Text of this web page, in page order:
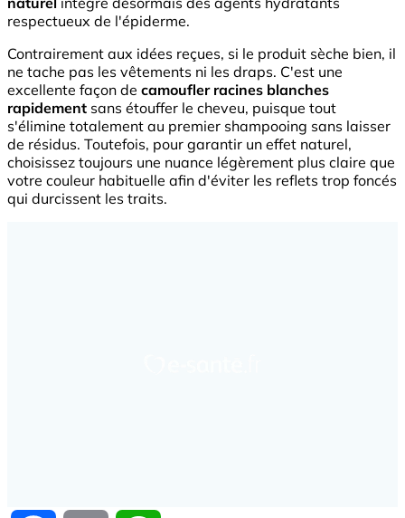
respectueux de l'épiderme.
Contrairement aux idées reçues, si le produit sèche bien, il
ne tache pas les vêtements ni les draps. C'est une
excellente façon de camoufler racines blanches
rapidement sans étouffer le cheveu, puisque tout
s'élimine totalement au premier shampooing sans laisser
de résidus. Toutefois, pour garantir un effet naturel,
choisissez toujours une nuance légèrement plus claire que
votre couleur habituelle afin d'éviter les reflets trop foncés
qui durcissent les traits.